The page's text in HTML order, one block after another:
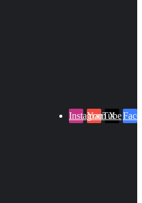
X
YouTube
Instagram